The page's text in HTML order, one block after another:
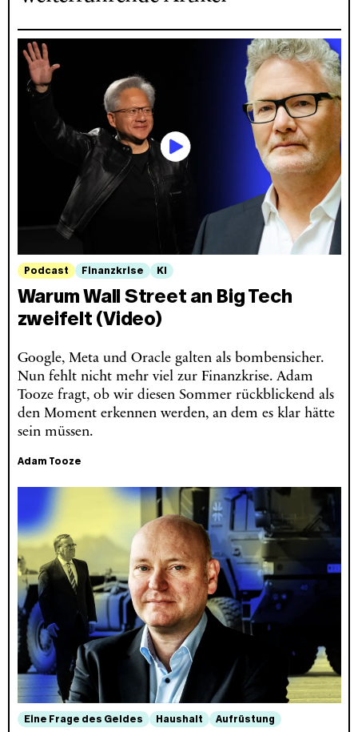
Podcast Finanzkrise KI
Warum Wall Street an Big Tech
zweifelt (Video)
Google, Meta und Oracle galten als bombensicher.
Nun fehlt nicht mehr viel zur Finanzkrise. Adam
Tooze fragt, ob wir diesen Sommer rückblickend als
den Moment erkennen werden, an dem es klar hätte
sein müssen.
Adam Tooze
Eine Frage des Geldes Haushalt Aufrüstung